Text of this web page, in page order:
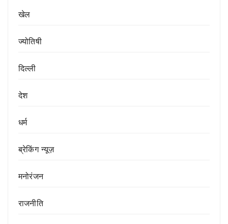
खेल
ज्योतिषी
दिल्ली
देश
धर्म
ब्रेकिंग न्यूज़
मनोरंजन
राजनीति